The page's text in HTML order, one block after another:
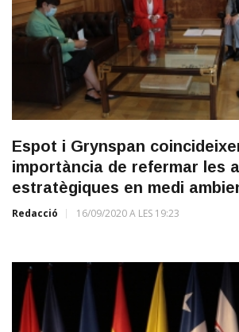
Espot i Grynspan
importància de refermar les
estratègiques en medi
Redacció 16/09/2020 A LES 19:23